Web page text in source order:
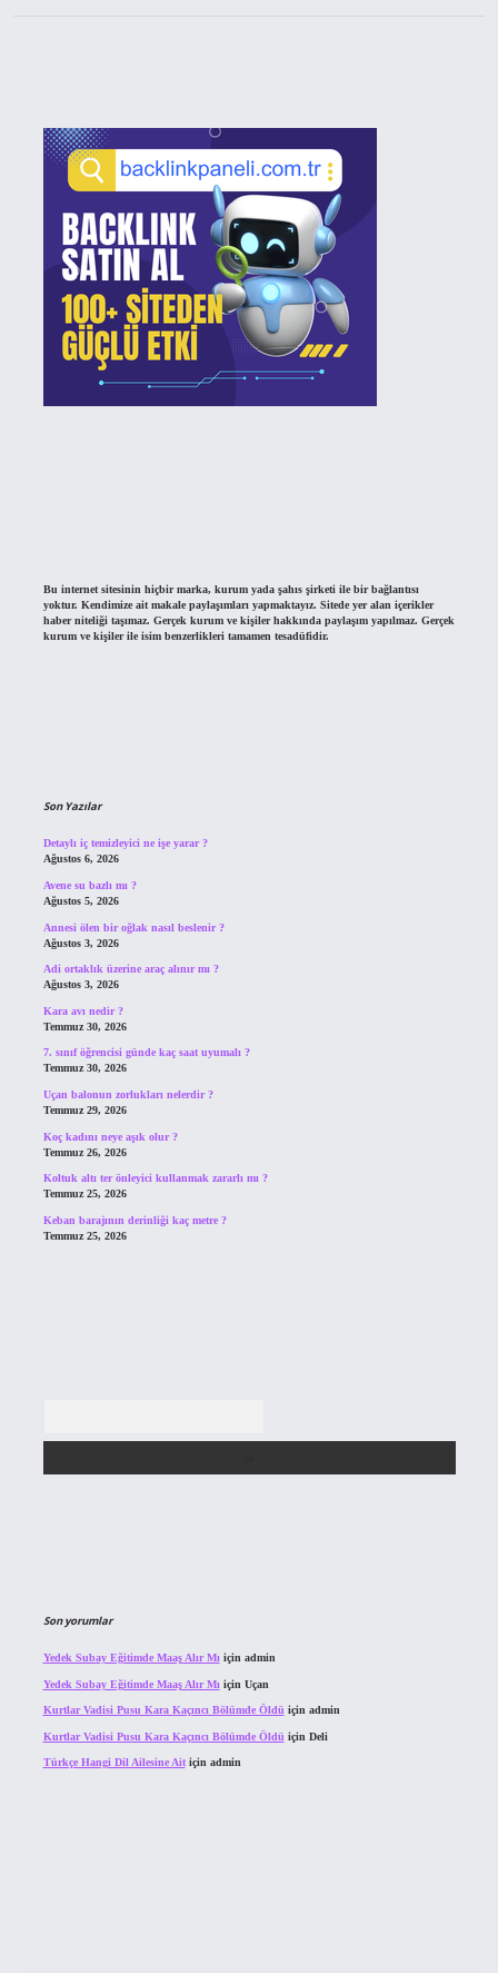
Bu internet sitesinin hiçbir marka, kurum yada şahıs şirketi ile bir bağlantısı
yoktur. Kendimize ait makale paylaşımları yapmaktayız. Sitede yer alan içerikler
haber niteliği taşımaz. Gerçek kurum ve kişiler hakkında paylaşım yapılmaz. Gerçek
kurum ve kişiler ile isim benzerlikleri tamamen tesadüfidir.
Son Yazılar
Detaylı iç temizleyici ne işe yarar ?
Ağustos 6, 2026
Avene su bazlı mı ?
Ağustos 5, 2026
Annesi ölen bir oğlak nasıl beslenir ?
Ağustos 3, 2026
Adi ortaklık üzerine araç alınır mı ?
Ağustos 3, 2026
Kara avı nedir ?
Temmuz 30, 2026
7. sınıf öğrencisi günde kaç saat uyumalı ?
Temmuz 30, 2026
Uçan balonun zorlukları nelerdir ?
Temmuz 29, 2026
Koç kadını neye aşık olur ?
Temmuz 26, 2026
Koltuk altı ter önleyici kullanmak zararlı mı ?
Temmuz 25, 2026
Keban barajının derinliği kaç metre ?
Temmuz 25, 2026
Son yorumlar
Yedek Subay Eğitimde Maaş Alır Mı için admin
Yedek Subay Eğitimde Maaş Alır Mı için Uçan
Kurtlar Vadisi Pusu Kara Kaçıncı Bölümde Öldü için admin
Kurtlar Vadisi Pusu Kara Kaçıncı Bölümde Öldü için Deli
Türkçe Hangi Dil Ailesine Aitiçin admin